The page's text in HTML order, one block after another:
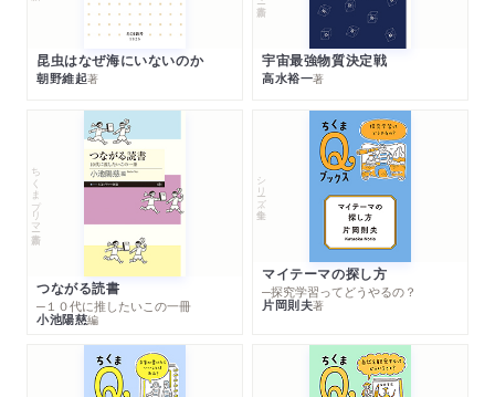
昆虫はなぜ海にいないのか
朝野維起著
宇宙最強物質決定戦
高水裕一著
ちくまプリマー新書
つながる読書
─１０代に推したいこの一冊
小池陽慈編
シリーズ・全集
マイテーマの探し方
─探究学習ってどうやるの？
片岡則夫著